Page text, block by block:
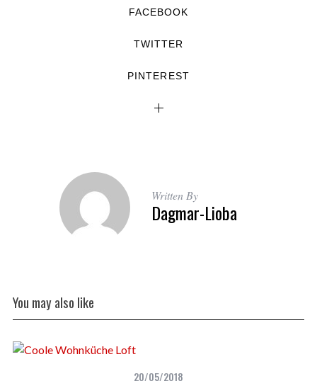
FACEBOOK
TWITTER
PINTEREST
Written By
Dagmar-Lioba
You may also like
20/05/2018